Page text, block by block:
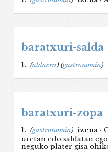
baratxuri-salda
1. (aldaera) (gastronomia)
baratxuri-zopa
1. (gastronomia) izena ·
uretan edo saldatan
neguko plater gisa